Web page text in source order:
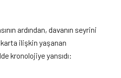
ardından, davanın seyrini
ilişkin yaşanan
kronolojiye yansıdı: